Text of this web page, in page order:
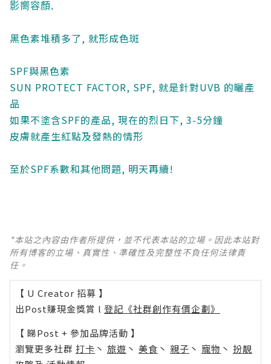
影嚮容顏,
黑色素堆積多了, 就形成色斑
SPF與黑色素
SUN PROTECT FACTOR, SPF, 就是針對UVB 的曬產
品
如果不塗含SPF的產品, 現在的烈日下, 3-5分鐘
皮膚就產生紅點及發熱的情形
至於SPF系數和其他問題, 明天再續!
*本站之內容由作者所提供，並不代表本站的立場。因此本站對
所有博客的立場、真實性、準確性及完整性不負任何法律責
任。
【 U Creator 招募 】
出Post賺現金獎賞 l 登記《社群創作有價企劃》
【 睇Post + 參加品牌活動 】
瀏覽更多社群 打卡 丶 旅遊 丶 美食 丶 親子 丶 寵物 丶 扮靚